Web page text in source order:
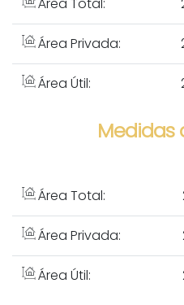
Área Total:
Área Privada:
Área Útil:
Medidas
Área Total:
Área Privada:
Área Útil: